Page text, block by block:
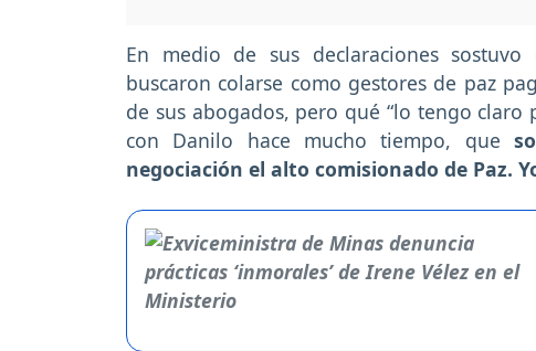
En medio de sus declaraciones
buscaron colarse como gestores de paz
de sus abogados, pero qué “lo tengo
con Danilo hace mucho tiempo, que
negociación el alto comisionado de Paz.